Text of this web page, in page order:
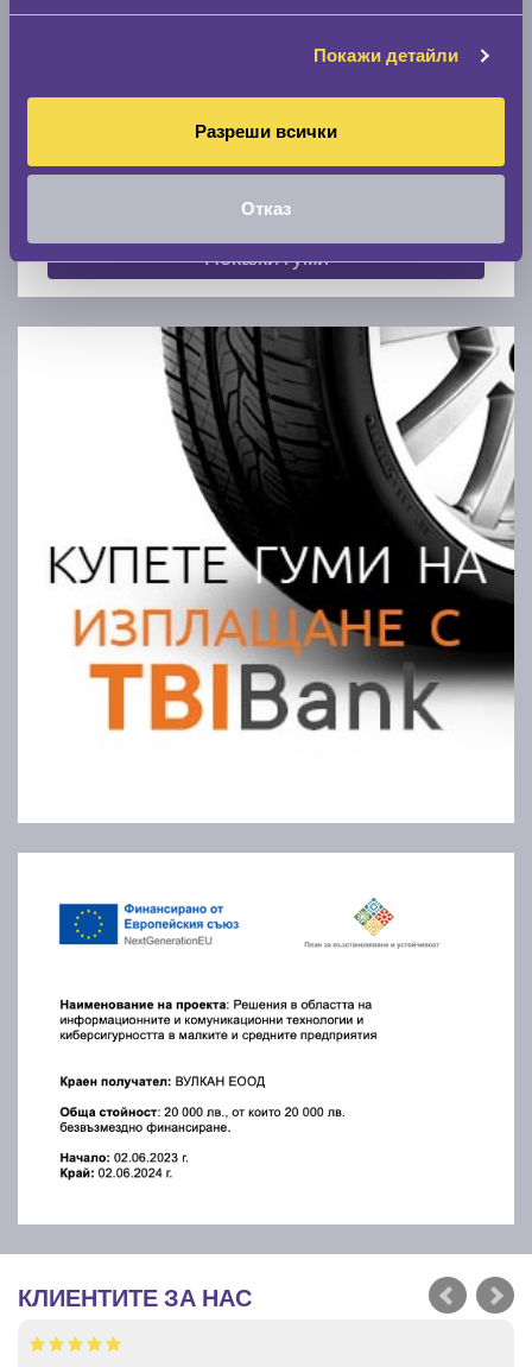
Покажи детайли
Разреши всички
Отказ
По марка автомобил
Покажи гуми
КЛИЕНТИТЕ ЗА НАС